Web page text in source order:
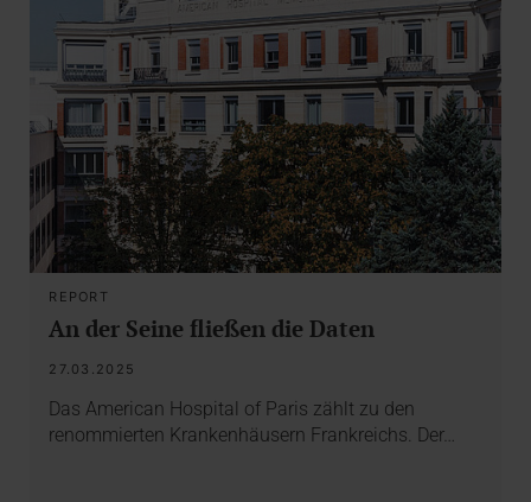
REPORT
An der Seine fließen die Daten
27.03.2025
Das American Hospital of Paris zählt zu den
renommierten Krankenhäusern Frankreichs. Der…